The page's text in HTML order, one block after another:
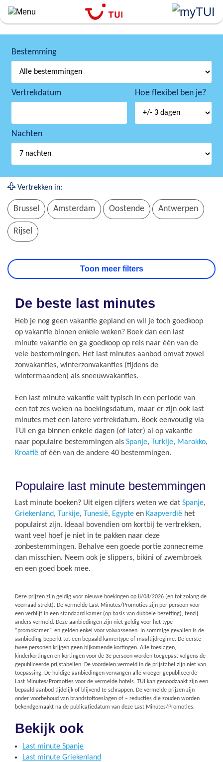
Overslaan
algemene
inhoud
gaan
Bestemming
Vertrekdatum Hoe flexibel ben je?
Nachten
Vertrekken in:
Brussel Amsterdam Oostende Antwerpen
Rijsel
De beste last minutes
Heb je nog geen vakantie gepland en wil je toch goedkoop
op vakantie binnen enkele weken? Boek dan een last
minute vakantie en ga goedkoop op reis naar één van de
vele bestemmingen. Het last minutes aanbod omvat zowel
zonvakanties, winterzonvakanties (tijdens de
wintermaanden) als sneeuwvakanties.
Een last minute vakantie valt typisch in een periode van
een tot zes weken na boekingsdatum, maar er zijn ook last
minutes met een latere vertrekdatum. Boek eenvoudig via
TUI en ga binnen enkele dagen (of later) al op vakantie
naar populaire bestemmingen als Spanje, Turkije, Marokko,
Kroatië of één van de andere 40 bestemmingen.
Populaire last minute bestemmingen
Last minute boeken? Uit eigen cijfers weten we dat Spanje,
Griekenland, Turkije, Tunesië, Egypte en Kaapverdië het
populairst zijn. Ideaal bovendien om kortbij te vertrekken,
want veel hoef je niet in te pakken naar deze
zonbestemmingen. Behalve een goede portie zonnecreme
dan misschien. Neem ook je slippers, bikini of zwembroek
en een goed boek mee.
Deze prijzen zijn geldig voor nieuwe boekingen op 8/08/2026 (en tot zolang de
voorraad strekt). De vermelde Last Minutes/Promoties zijn per persoon voor
een verblijf in een standaard kamer (op basis van dubbele bezetting), tenzij
anders vermeld. Deze aanbiedingen zijn niet geldig voor het type
“promokamer”, en gelden enkel voor volwassenen. In sommige gevallen is de
aanbieding beperkt tot een bepaald kamertype of maaltijdregime. De eerste
twee personen krijgen geen bijkomende kortingen. Alle toeslagen,
kinderkortingen en kortingen voor de 3e persoon worden toegepast volgens de
gepubliceerde prijstabellen. De voordelen vermeld in de prijstabel zijn niet van
toepassing. De huidige aanbiedingen vervangen alle vroeger gepubliceerde
Last Minutes/Promoties voor de vermelde hotels. TUI kan genoodzaakt zijn een
bepaald aanbod tijdelijk of blijvend te schrappen. De vermelde prijzen zijn
onder voorbehoud van brandstoftoeslagen of – reducties die zouden worden
bekendgemaakt na de publicatiedatum van deze Last Minutes/Promoties.
Bekijk ook
Last minute Spanje
Last minute Griekenland